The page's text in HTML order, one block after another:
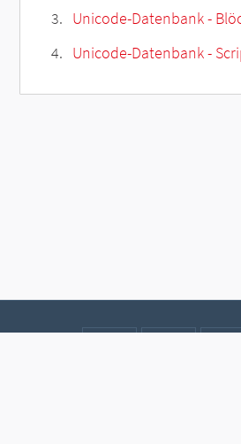
Unicode-Datenbank -
Unicode-Datenbank -